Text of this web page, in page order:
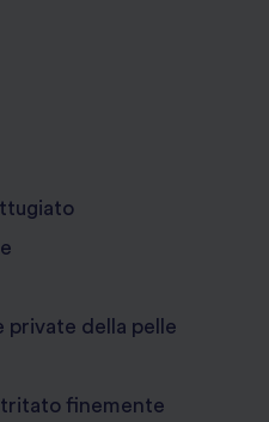
private della pelle
finemente